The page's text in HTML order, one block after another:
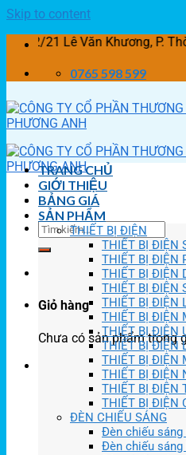
Skip to content
21 Lê Văn Khương, P. Thời
0765 598 599
Giỏ hàng
Chưa có sản phẩm trong
TRANG CHỦ
GIỚI THIỆU
BẢNG GIÁ
SẢN PHẨM
THIẾT BỊ ĐIỆN
THIẾT BỊ ĐIỆN
THIẾT BỊ ĐIỆN
THIẾT BỊ ĐIỆN
THIẾT BỊ ĐIỆN
THIẾT BỊ ĐIỆN
THIẾT BỊ ĐIỆN
THIẾT BỊ ĐIỆN
THIẾT BỊ ĐIỆN
THIẾT BỊ ĐIỆN
THIẾT BỊ ĐIỆN
THIẾT BỊ ĐIỆN
THIẾT BỊ ĐIỆN
ĐÈN CHIẾU SÁNG
Đèn chiếu sáng
Đèn chiếu sáng